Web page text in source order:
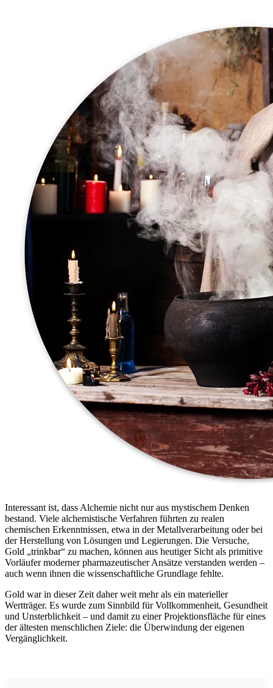
Interessant ist, dass Alchemie nicht nur aus mystischem Denken
bestand. Viele alchemistische Verfahren führten zu realen
chemischen Erkenntnissen, etwa in der Metallverarbeitung oder bei
der Herstellung von Lösungen und Legierungen. Die Versuche,
Gold „trinkbar“ zu machen, können aus heutiger Sicht als primitive
Vorläufer moderner pharmazeutischer Ansätze verstanden werden –
auch wenn ihnen die wissenschaftliche Grundlage fehlte.
Gold war in dieser Zeit daher weit mehr als ein materieller
Wertträger. Es wurde zum Sinnbild für Vollkommenheit, Gesundheit
und Unsterblichkeit – und damit zu einer Projektionsfläche für eines
der ältesten menschlichen Ziele: die Überwindung der eigenen
Vergänglichkeit.